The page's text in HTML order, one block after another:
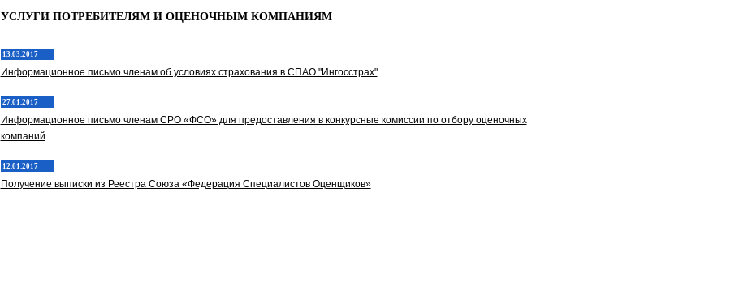
УСЛУГИ ПОТРЕБИТЕЛЯМ И ОЦЕНОЧНЫМ КОМПАНИЯМ
13.03.2017
Информационное письмо членам об условиях страхования в СПАО "Ингосстрах"
27.01.2017
Информационное письмо членам СРО «ФСО» для предоставления в конкурсные комиссии по отбору оценочных
компаний
12.01.2017
Получение выписки из Реестра Союза «Федерация Специалистов Оценщиков»